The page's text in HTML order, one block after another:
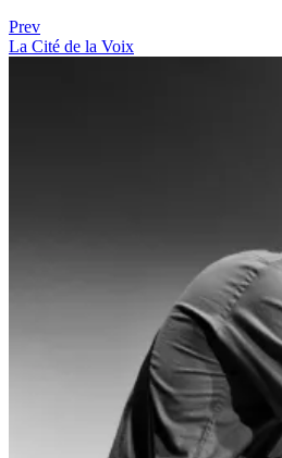
Prev
La Cité de la Voix